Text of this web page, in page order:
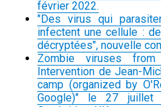
février 2022.
"Des virus qui
infectent une cellule :
décryptées", nouvelle
Zombie viruses
Intervention de Jean-
camp (organized by
Google)" le 27 juillet